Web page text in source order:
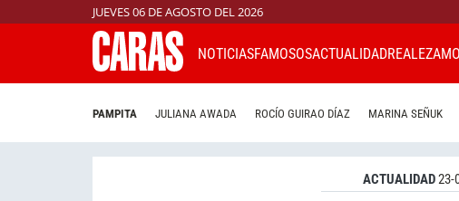
JUEVES 06 DE AGOSTO DEL 2026
NOTICIASFAMOSOSACTUALIDADREALEZA
PAMPITA JULIANA AWADA ROCÍO GUIRAO DÍAZ MARINA SEÑUK
ACTUALIDAD23-